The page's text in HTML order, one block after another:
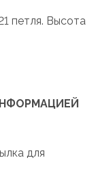
петля. Высота
для